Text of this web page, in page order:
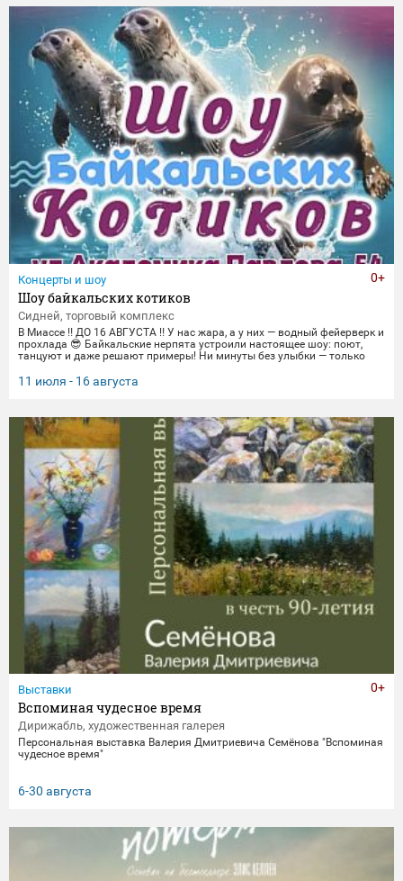
торжественные парады в честь Дня Победы и пронзительные
портреты фронто
Концерты и шоу
Шоу байкальских котиков
Сидней, торговый комплекс
В Миассе ‼️ ДО 16 АВГУСТА ‼️ У нас жара, а у них — водный фейерверк и
прохлада 😎 Байкальские нерпята устроили настоящее шоу: поют,
танцуют и даже решают примеры! Ни минуты без улыбки — только
позитивом вместе с нами! 🌊 График представлений: Со среды по
пятницу 14:00, 16:00,18:30 Суббота и воскресенье
11 июля - 16 августа
0+
Выставки
Вспоминая чудесное время
Дирижабль, художественная галерея
Персональная выставка Валерия Дмитриевича Семёнова "Вспоминая
чудесное время"
6-30 августа
0+